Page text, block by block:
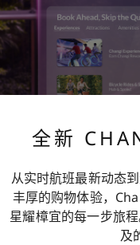
言:
全新
从实时航班最新动态
丰厚的购物体验，
星耀樟宜的每一步旅
及